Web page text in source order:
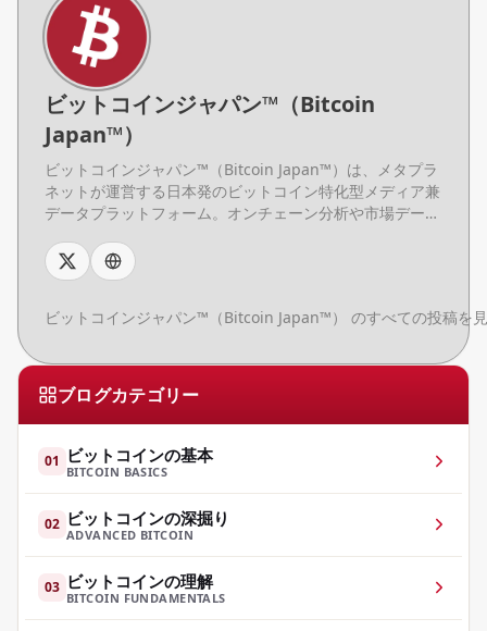
ビットコインジャパン™（Bitcoin
Japan™）
ビットコインジャパン™（Bitcoin Japan™）は、メタプラ
ネットが運営する日本発のビットコイン特化型メディア兼
データプラットフォーム。オンチェーン分析や市場デー
ロまで幅広い読者に向けて、ビットコインデータの理解と
活用を支援する。
ビットコインジャパン™（Bitcoin Japan™） のすべての投稿を
ブログカテゴリー
01 ビットコインの基本
BITCOIN BASICS
02 ビットコインの深掘り
ADVANCED BITCOIN
03 ビットコインの理解
BITCOIN FUNDAMENTALS